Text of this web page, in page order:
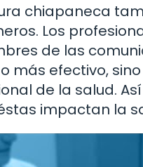
chiapaneca
Los
de las
más efectivo,
de la salud.
impactan la